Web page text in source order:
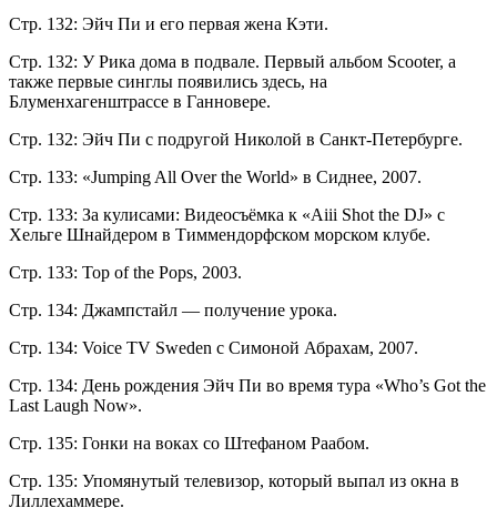
Стр. 132: Эйч Пи и его первая жена Кэти.
Стр. 132: У Рика дома в подвале. Первый альбом Scooter, а
также первые синглы появились здесь, на
Блуменхагенштрассе в Ганновере.
Стр. 132: Эйч Пи с подругой Николой в Санкт-Петербурге.
Стр. 133: «Jumping All Over the World» в Сиднее, 2007.
Стр. 133: За кулисами: Видеосъёмка к «Aiii Shot the DJ» с
Хельге Шнайдером в Тиммендорфском морском клубе.
Стр. 133: Top of the Pops, 2003.
Стр. 134: Джампстайл — получение урока.
Стр. 134: Voice TV Sweden с Симоной Абрахам, 2007.
Стр. 134: День рождения Эйч Пи во время тура «Who’s Got the
Last Laugh Now».
Стр. 135: Гонки на воках со Штефаном Раабом.
Стр. 135: Упомянутый телевизор, который выпал из окна в
Лиллехаммере.